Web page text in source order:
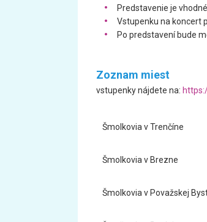
Predstavenie je
Vstupenku na koncert
Po predstavení bude
Zoznam miest
vstupenky nájdete na:
Šmolkovia v Trenčíne
Šmolkovia v Brezne
Šmolkovia v Považskej